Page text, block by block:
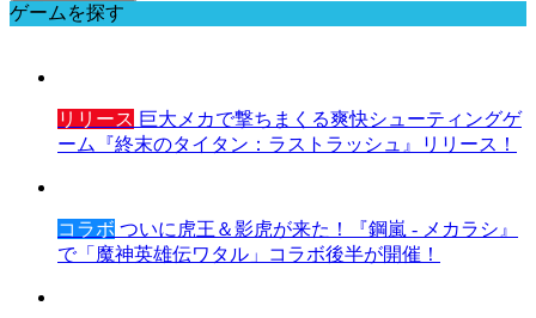
ゲームを探す
リリース 巨大メカで撃ちまくる爽快シューティングゲ
ーム『終末のタイタン：ラストラッシュ』リリース！
コラボ ついに虎王＆影虎が来た！『鋼嵐 - メカラシ』
で「魔神英雄伝ワタル」コラボ後半が開催！